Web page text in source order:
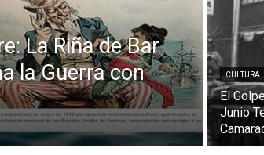
La Riña de Bar
la Guerra con
CULTURA
El
Junio